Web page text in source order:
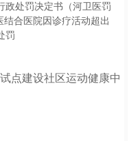
政处罚决定书（河卫医罚
合医院因诊疗活动超出
罚